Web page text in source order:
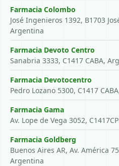
Farmacia Colombo
José Ingenieros 1392, B1703
Argentina
Farmacia Devoto Centro
Sanabria 3333, C1417 CABA,
Farmacia Devotocentro
Pedro Lozano 5300, C1417
Farmacia Gama
Av. Lope de Vega 3052,
Farmacia Goldberg
Buenos Aires AR, Av. América
Argentina